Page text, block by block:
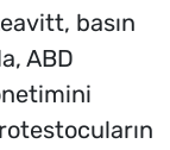
basın
ABD